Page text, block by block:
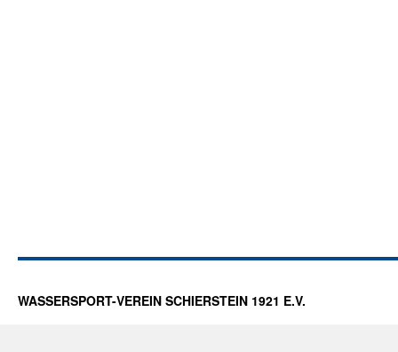
WASSERSPORT-VEREIN SCHIERSTEIN 1921 E.V.